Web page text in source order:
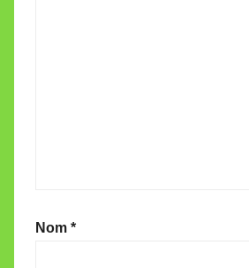
Nom *